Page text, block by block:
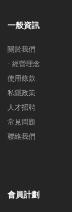
一般資訊
關於我們
- 經營理念
使用條款
私隱政策
人才招聘
常見問題
聯絡我們
會員計劃